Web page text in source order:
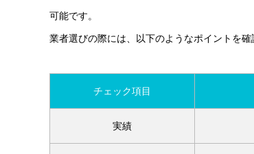
可能です。
業者選びの際には、以下のようなポイントを確
チェック項目
実績